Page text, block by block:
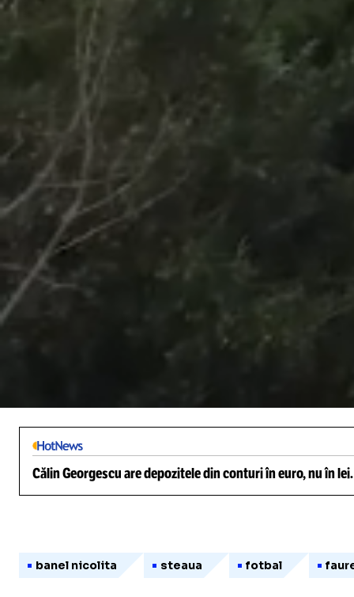
Călin Georgescu are depozitele din conturi în euro, nu în
banel nicolita steaua fotbal